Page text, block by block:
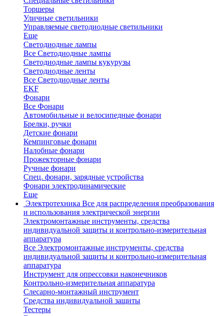
Торшеры
Уличные светильники
Управляемые светодиодные светильники
Еще
Светодиодные лампы
Все Светодиодные лампы
Светодиодные лампы кукурузы
Светодиодные ленты
Все Светодиодные ленты
EKF
Фонари
Все Фонари
Автомобильные и велосипедные фонари
Брелки, ручки
Детские фонари
Кемпинговые фонари
Налобные фонари
Прожекторные фонари
Ручные фонари
Спец. фонари, зарядные устройства
Фонари электродинамические
Еще
Электротехника Все для распределения преобразования
и использования электрической энергии
Электромонтажные инструменты, средства
индивидуальной защиты и контрольно-измерительная
аппаратура
Все Электромонтажные инструменты, средства
индивидуальной защиты и контрольно-измерительная
аппаратура
Инструмент для опрессовки наконечников
Контрольно-измерительная аппаратура
Слесарно-монтажный инструмент
Средства индивидуальной защиты
Тестеры